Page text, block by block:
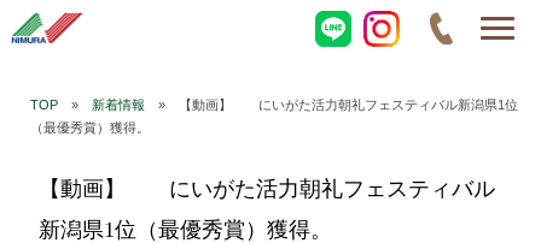
TOP» 新着情報 » 【動画】 にいがた活力朝礼フェスティバル新潟県1位
（最優秀賞）獲得。
【動画】 にいがた活力朝礼フェスティバル
新潟県1位（最優秀賞）獲得。